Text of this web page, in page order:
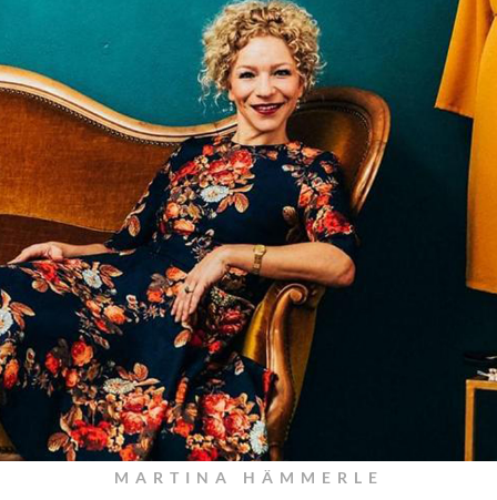
MARTINA HÄMMERLE